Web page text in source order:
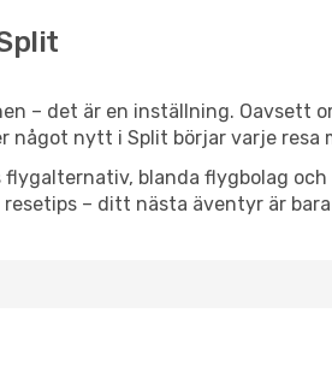
– det är en inställning.
något nytt i Split börjar varje resa
blanda flygbolag
– ditt nästa äventyr är